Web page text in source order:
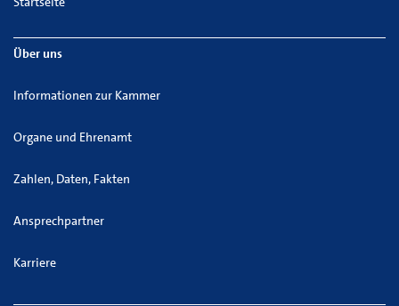
Über uns
Informationen zur Kammer
Organe und Ehrenamt
Zahlen, Daten, Fakten
Ansprechpartner
Karriere